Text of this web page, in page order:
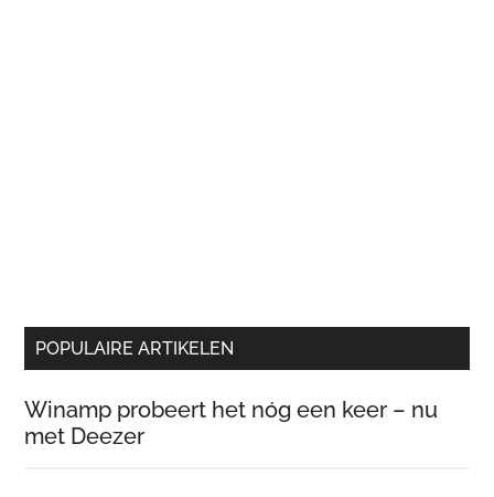
POPULAIRE ARTIKELEN
Winamp probeert het nóg een keer – nu
met Deezer